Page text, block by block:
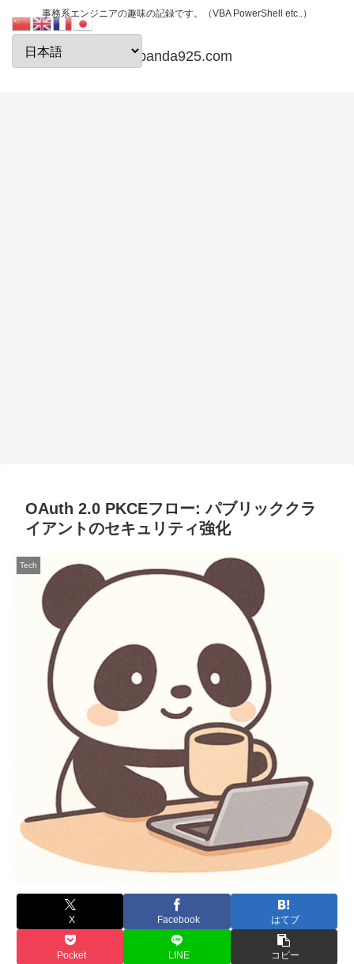
事務系エンジニアの趣味の記録です。（VBA PowerShell etc..）
papanda925.com
OAuth 2.0 PKCEフロー: パブリッククラ
イアントのセキュリティ強化
Tech
X Facebook はてブ
Pocket LINE コピー